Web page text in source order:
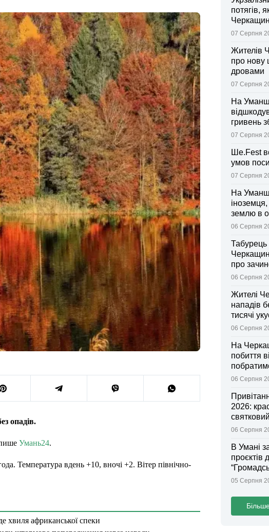
опадів.
Умань24.
Температура вдень +10, вночі +2. Вітер північно-
хвиля африканської спеки
потягів,
зміни
07 Серпня
Жителів
про нову
дровами
07 Серпня
На
гривень
07 Серпня
Ше.Fest
умов
07 Серпня
На
землю в
ділянки
06 Серпня
Табурець
про
тривоги
06 Серпня
Жителі
нападів
тисячі
06 Серпня
На
побиття
контроль
06 Серпня
2026:
06 Серпня
В Умані
проєктів
05 Серпня